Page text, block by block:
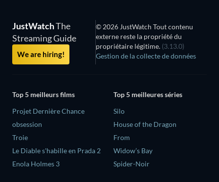
JustWatchThe
Streaming Guide
We are hiring!
© 2026 JustWatch Tout contenu
externe reste la propriété du
propriétaire légitime. (3.13.0)
Gestion de la collecte de données
Top 5 meilleurs films
Projet Dernière Chance
obsession
Troie
Le Diable s'habille en Prada 2
Enola Holmes 3
Top 5 meilleures séries
Silo
House of the Dragon
From
Widow’s Bay
Spider-Noir